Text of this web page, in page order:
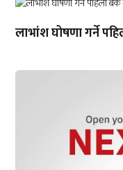
लाभांश घोषणा गर्ने